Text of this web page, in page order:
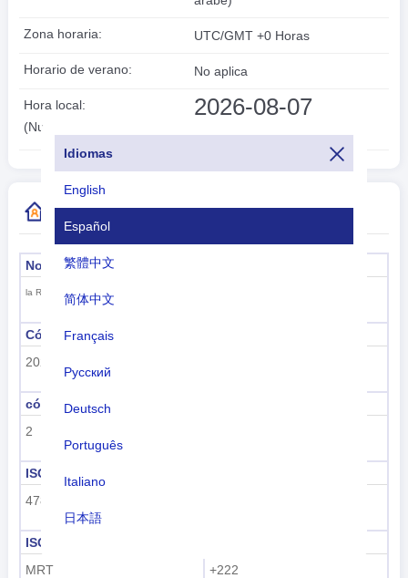
Idiomas
English
Español
繁體中文
简体中文
Français
Русский
Deutsch
Português
Italiano
日本語
Zona horaria: UTC/GMT +0 Horas
Horario de verano: No aplica
Hora local:
(Nuakchot)
2026-08-07
20:03:00
Más información de código de país
Nombre formal
la República Islámica de Mauritania
Código de subregión
202
código de región
2
ISO 3166-1 numérico
478
ISO 3166-1-Alfa-3
MRT
+222